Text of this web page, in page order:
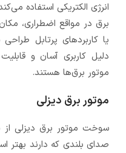
انرژی الکتریکی استفاده
برق در مواقع اضطراری،
یا کاربردهای پرتابل
دلیل کاربری آسان و
موتور برق‌ها هستند.
موتور برق دیزلی
سوخت موتور برق دیزلی از
صدای بلندی که دارند